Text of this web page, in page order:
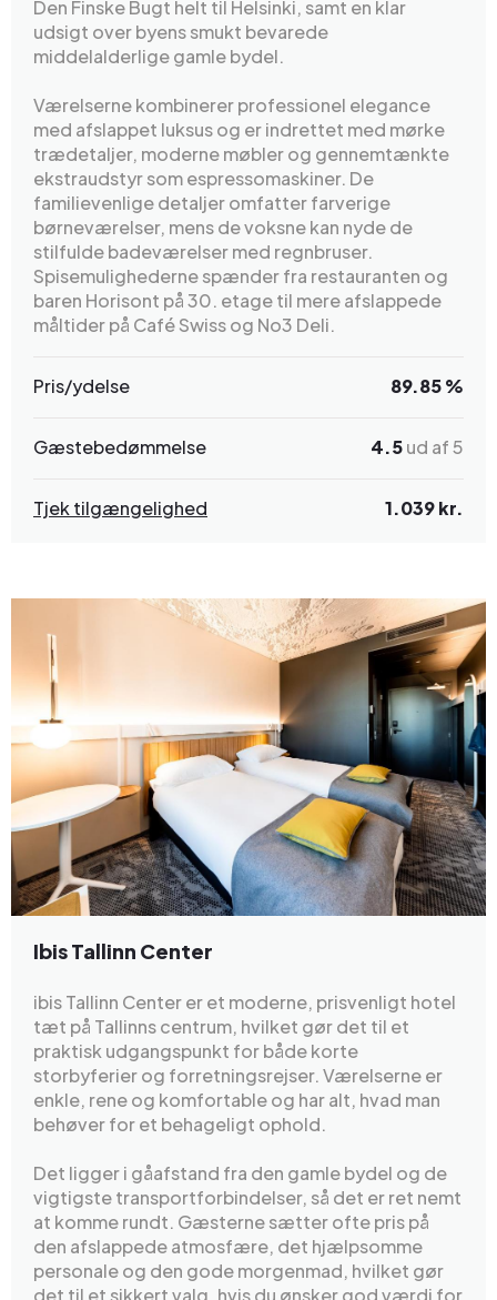
Den Finske Bugt helt til Helsinki, samt en klar
udsigt over byens smukt bevarede
middelalderlige gamle bydel.
Værelserne kombinerer professionel elegance
med afslappet luksus og er indrettet med mørke
trædetaljer, moderne møbler og gennemtænkte
ekstraudstyr som espressomaskiner. De
familievenlige detaljer omfatter farverige
børneværelser, mens de voksne kan nyde de
stilfulde badeværelser med regnbruser.
Spisemulighederne spænder fra restauranten og
baren Horisont på 30. etage til mere afslappede
måltider på Café Swiss og No3 Deli.
Pris/ydelse 89.85 %
Gæstebedømmelse 4.5ud af 5
Tjek tilgængelighed 1.039 kr.
Ibis Tallinn Center
ibis Tallinn Center er et moderne, prisvenligt hotel
tæt på Tallinns centrum, hvilket gør det til et
praktisk udgangspunkt for både korte
storbyferier og forretningsrejser. Værelserne er
enkle, rene og komfortable og har alt, hvad man
behøver for et behageligt ophold.
Det ligger i gåafstand fra den gamle bydel og de
vigtigste transportforbindelser, så det er ret nemt
at komme rundt. Gæsterne sætter ofte pris på
den afslappede atmosfære, det hjælpsomme
personale og den gode morgenmad, hvilket gør
det til et sikkert valg, hvis du ønsker god værdi for